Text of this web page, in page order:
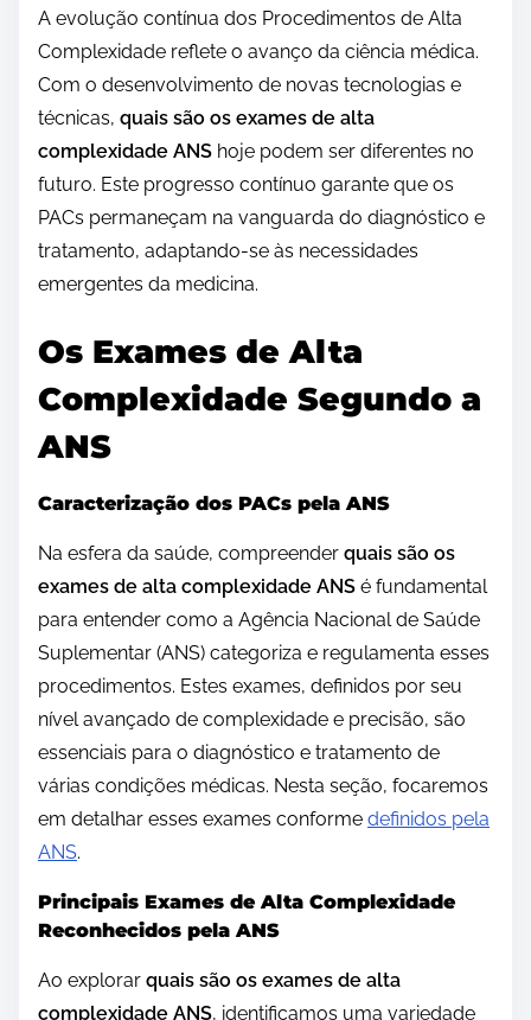
A evolução contínua dos Procedimentos de Alta
Complexidade reflete o avanço da ciência médica.
Com o desenvolvimento de novas tecnologias e
técnicas, quais são os exames de alta
complexidade ANS hoje podem ser diferentes no
futuro. Este progresso contínuo garante que os
PACs permaneçam na vanguarda do diagnóstico e
tratamento, adaptando-se às necessidades
emergentes da medicina.
Os Exames de Alta
Complexidade Segundo a
ANS
Caracterização dos PACs pela ANS
Na esfera da saúde, compreender quais são os
exames de alta complexidade ANS é fundamental
para entender como a Agência Nacional de Saúde
Suplementar (ANS) categoriza e regulamenta esses
procedimentos. Estes exames, definidos por seu
nível avançado de complexidade e precisão, são
essenciais para o diagnóstico e tratamento de
várias condições médicas. Nesta seção, focaremos
em detalhar esses exames conforme definidos pela
ANS.
Principais Exames de Alta Complexidade
Reconhecidos pela ANS
Ao explorar quais são os exames de alta
complexidade ANS, identificamos uma variedade